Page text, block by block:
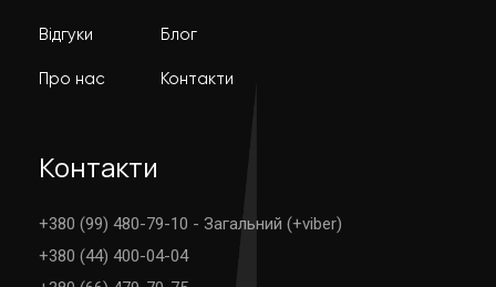
Відгуки
Про нас
Блог
Контакти
Контакти
+380 (99) 480-79-10 - Загальний (+viber)
+380 (44) 400-04-04